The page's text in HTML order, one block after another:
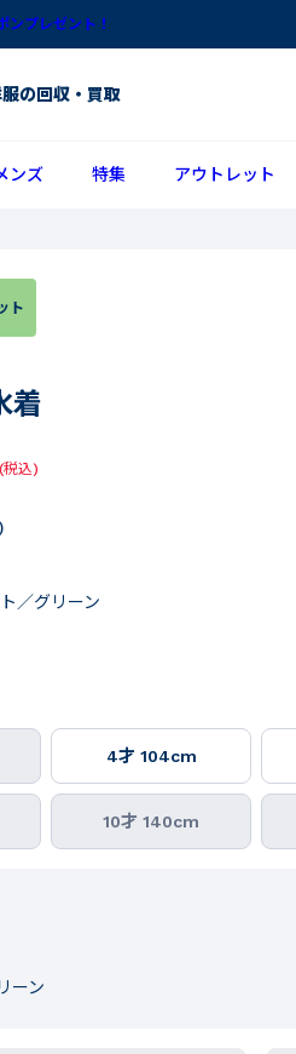
ンプレゼント！
の回収・買取
ンズ 特集 アウトレット
ト
着
(税込)
／グリーン
4才 104cm
10才 140cm
ーン